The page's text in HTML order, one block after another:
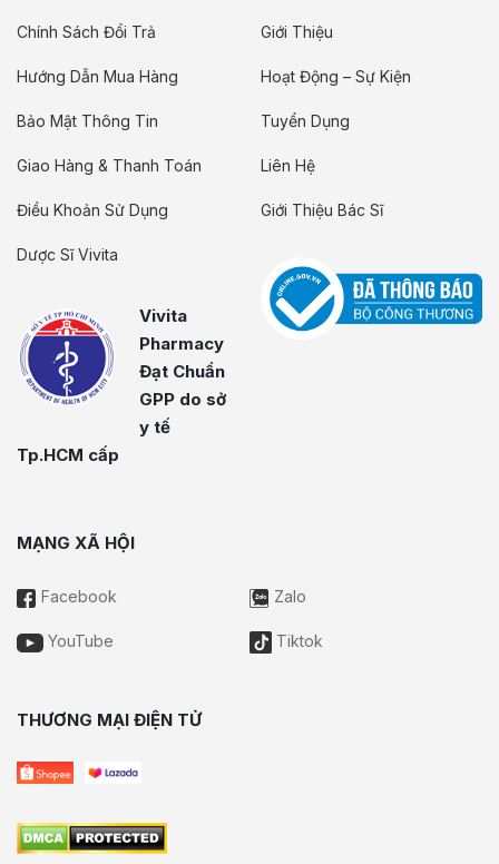
Chính Sách Đổi Trả
Hướng Dẫn Mua Hàng
Bảo Mật Thông Tin
Giao Hàng & Thanh Toán
Điều Khoản Sử Dụng
Dược Sĩ Vivita
Vivita
Pharmacy
Đạt Chuẩn
GPP do sở
y tế
Tp.HCM cấp
Giới Thiệu
Hoạt Động – Sự Kiện
Tuyển Dụng
Liên Hệ
Giới Thiệu Bác Sĩ
MẠNG XÃ HỘI
Facebook Zalo
YouTube Tiktok
THƯƠNG MẠI ĐIỆN TỬ